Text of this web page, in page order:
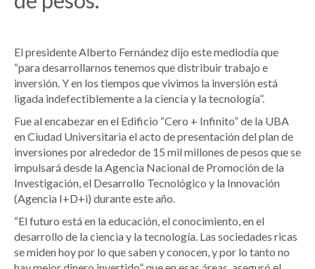
El presidente Alberto Fernández dijo este mediodía que
“para desarrollarnos tenemos que distribuir trabajo e
inversión. Y en los tiempos que vivimos la inversión está
ligada indefectiblemente a la ciencia y la tecnología”.
Fue al encabezar en el Edificio “Cero + Infinito” de la UBA
en Ciudad Universitaria el acto de presentación del plan de
inversiones por alrededor de 15 mil millones de pesos que se
impulsará desde la Agencia Nacional de Promoción de la
Investigación, el Desarrollo Tecnológico y la Innovación
(Agencia I+D+i) durante este año.
“El futuro está en la educación, el conocimiento, en el
desarrollo de la ciencia y la tecnología. Las sociedades ricas
se miden hoy por lo que saben y conocen, y por lo tanto no